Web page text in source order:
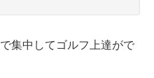
集中してゴルフ上達がで